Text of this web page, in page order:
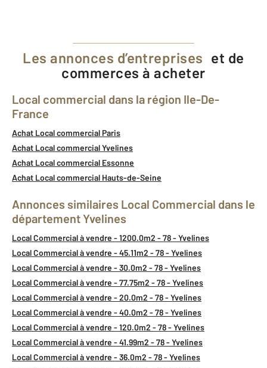
Les annonces d’entreprises et de
commerces à acheter
Local commercial dans la région Ile-De-
France
Achat Local commercial Paris
Achat Local commercial Yvelines
Achat Local commercial Essonne
Achat Local commercial Hauts-de-Seine
Annonces similaires Local Commercial dans le
département Yvelines
Local Commercial à vendre - 1200.0m2 - 78 - Yvelines
Local Commercial à vendre - 45.11m2 - 78 - Yvelines
Local Commercial à vendre - 30.0m2 - 78 - Yvelines
Local Commercial à vendre - 77.75m2 - 78 - Yvelines
Local Commercial à vendre - 20.0m2 - 78 - Yvelines
Local Commercial à vendre - 40.0m2 - 78 - Yvelines
Local Commercial à vendre - 120.0m2 - 78 - Yvelines
Local Commercial à vendre - 41.99m2 - 78 - Yvelines
Local Commercial à vendre - 36.0m2 - 78 - Yvelines